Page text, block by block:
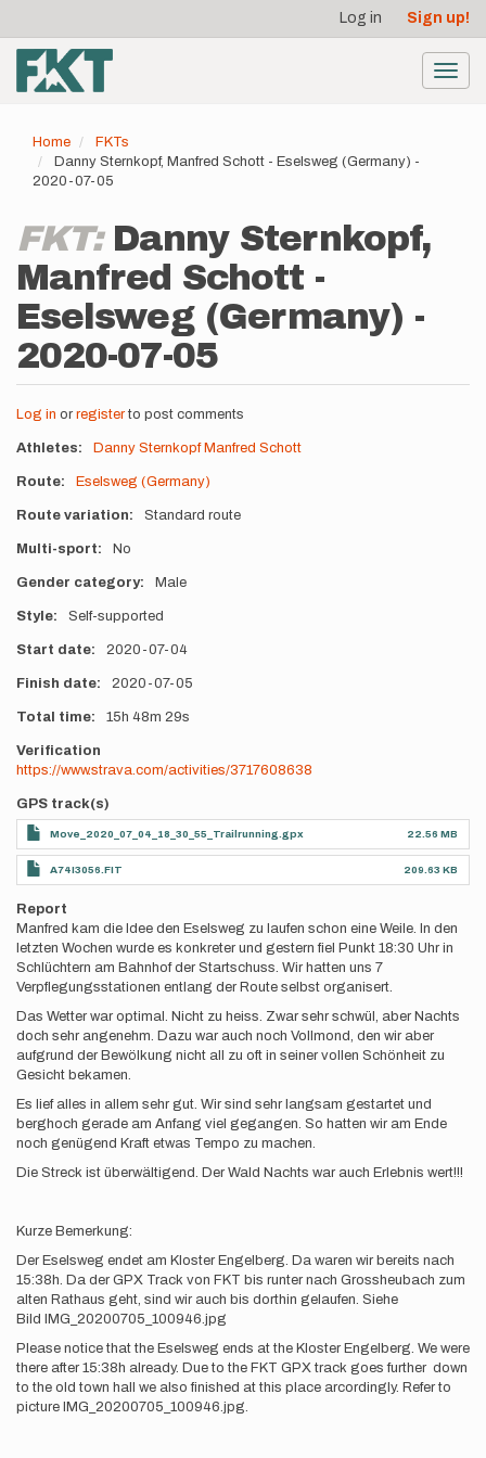
main
content
account
menu
Log in Sign up!
Home
FKTs
Danny Sternkopf, Manfred Schott - Eselsweg (Germany) -
2020-07-05
FKT: Danny Sternkopf,
Manfred Schott -
Eselsweg (Germany) -
2020-07-05
Log in or registerto post comments
Athletes Danny Sternkopf Manfred Schott
Route Eselsweg (Germany)
Route variation Standard route
Multi-sport No
Gender category Male
Style Self-supported
Start date 2020-07-04
Finish date 2020-07-05
Total time 15h 48m 29s
Verification
https://www.strava.com/activities/3717608638
GPS track(s)
Move_2020_07_04_18_30_55_Trailrunning.gpx 22.56 MB
A74I3056.FIT 209.63 KB
Report
Manfred kam die Idee den Eselsweg zu laufen schon eine Weile. In den
letzten Wochen wurde es konkreter und gestern fiel Punkt 18:30 Uhr in
Schlüchtern am Bahnhof der Startschuss. Wir hatten uns 7
Verpflegungsstationen entlang der Route selbst organisert.
Das Wetter war optimal. Nicht zu heiss. Zwar sehr schwül, aber Nachts
doch sehr angenehm. Dazu war auch noch Vollmond, den wir aber
aufgrund der Bewölkung nicht all zu oft in seiner vollen Schönheit zu
Gesicht bekamen.
Es lief alles in allem sehr gut. Wir sind sehr langsam gestartet und
berghoch gerade am Anfang viel gegangen. So hatten wir am Ende
noch genügend Kraft etwas Tempo zu machen.
Die Streck ist überwältigend. Der Wald Nachts war auch Erlebnis wert!!!
Kurze Bemerkung:
Der Eselsweg endet am Kloster Engelberg. Da waren wir bereits nach
15:38h. Da der GPX Track von FKT bis runter nach Grossheubach zum
alten Rathaus geht, sind wir auch bis dorthin gelaufen. Siehe
Bild IMG_20200705_100946.jpg
Please notice that the Eselsweg ends at the Kloster Engelberg. We were
there after 15:38h already. Due to the FKT GPX track goes further down
to the old town hall we also finished at this place arcordingly. Refer to
picture IMG_20200705_100946.jpg.